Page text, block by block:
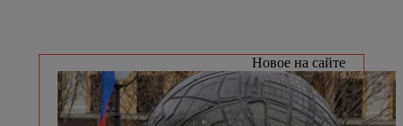
Новое на сайте